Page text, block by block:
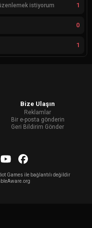
istiyorum 1
0
1
Bize Ulaşın
Reklamlar
Bir e-posta gönderin
Geri Bildirim Gönder
Games ile bağlantılı değildir